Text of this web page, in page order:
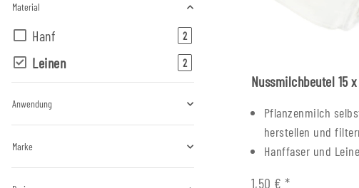
Nussmilchbeutel 15
Pflanzenmilch
herstellen und
Hanffaser und
1,50 €*
Material
Hanf 2Artikel gefunden
Leinen 2Artikel gefunden
Anwendung
Marke